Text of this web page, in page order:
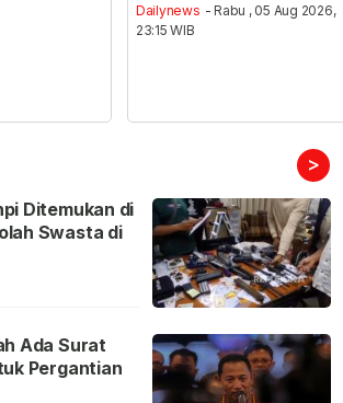
Dailynews - Rabu , 05 Aug 2026,
23:15 WIB
>
Ditemukan di
Swasta di
Ada Surat
Pergantian